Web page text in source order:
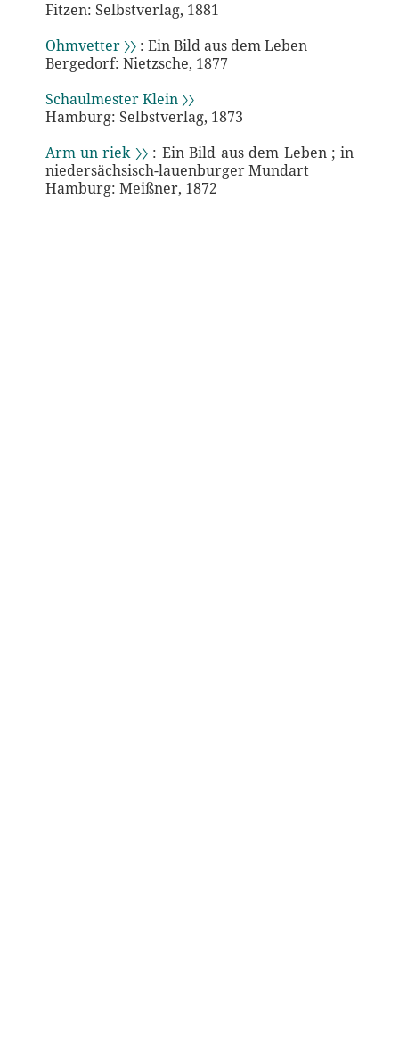
Fitzen: Selbstverlag, 1881
Ohmvetter 〉〉: Ein Bild aus dem Leben
Bergedorf: Nietzsche, 1877
Schaulmester Klein 〉〉
Hamburg: Selbstverlag, 1873
Arm un riek 〉〉: Ein Bild aus dem Leben ; in
niedersächsisch-lauenburger Mundart
Hamburg: Meißner, 1872